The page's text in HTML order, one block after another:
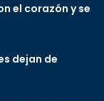
el corazón y se
dejan de